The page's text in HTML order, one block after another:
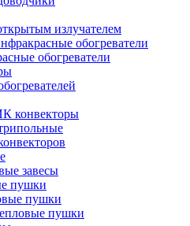
излучателем
обогреватели
обогреватели
конвекторы
завесы
пушки
пушки
пушки